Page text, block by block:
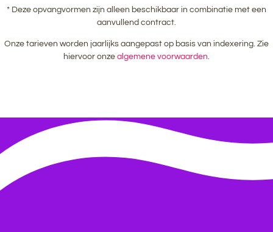
* Deze opvangvormen zijn alleen beschikbaar in combinatie met een
aanvullend contract.
Onze tarieven worden jaarlijks aangepast op basis van indexering. Zie
hiervoor onze algemene voorwaarden.